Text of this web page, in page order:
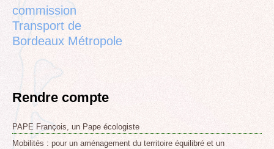
commission
Transport de
Bordeaux Métropole
Rendre compte
PAPE François, un Pape écologiste
Mobilités : pour un aménagement du territoire équilibré et un